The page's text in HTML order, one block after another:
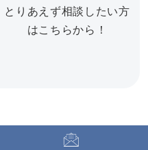
とりあえず相談したい方
はこちらから！